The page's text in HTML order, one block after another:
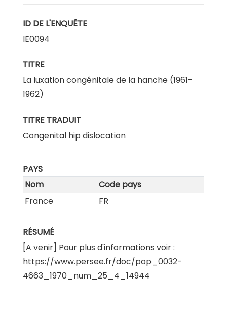
ID DE L'ENQUÊTE
IE0094
TITRE
La luxation congénitale de la hanche (1961-
1962)
TITRE TRADUIT
Congenital hip dislocation
PAYS
Nom
Code pays
France
FR
RÉSUMÉ
[A venir] Pour plus d'informations voir :
https://www.persee.fr/doc/pop_0032-
4663_1970_num_25_4_14944